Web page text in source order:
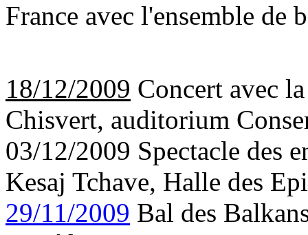
France avec l'ensemble de
18/12/2009 Concert avec
Chisvert, auditorium
03/12/2009 Spectacle des
Kesaj Tchave, Halle des
29/11/2009 Bal des